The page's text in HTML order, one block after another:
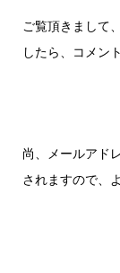
ご覧頂きまして
したら、コメン
尚、メールアド
されますので、